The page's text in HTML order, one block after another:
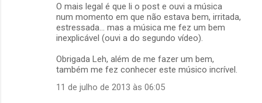
O mais legal é que li o post e ouvi a música
num momento em que não estava bem, irritada,
estressada... mas a música me fez um bem
inexplicável (ouvi a do segundo vídeo).
Obrigada Leh, além de me fazer um bem,
também me fez conhecer este músico incrível.
11 de julho de 2013 às 06:05